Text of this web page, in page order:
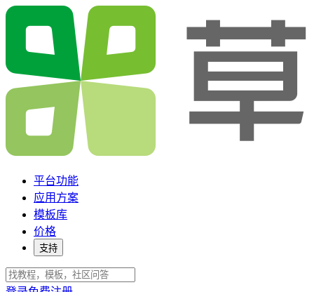
平台功能
应用方案
模板库
价格
支持